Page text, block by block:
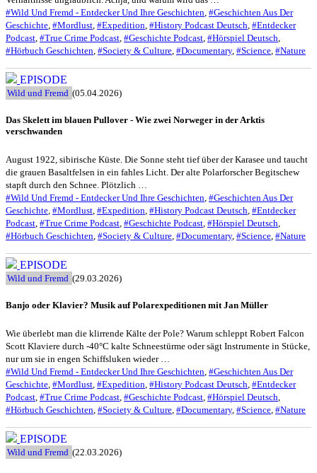
#Wild Und Fremd - Entdecker Und Ihre Geschichten, #Geschichten Aus Der
Geschichte, #Mordlust, #Expedition, #History Podcast Deutsch, #Entdecker
Podcast, #True Crime Podcast, #Geschichte Podcast, #Hörspiel Deutsch,
#Hörbuch Geschichten, #Society & Culture, #Documentary, #Science, #Nature
EPISODE
Wild und Fremd (05.04.2026)
Das Skelett im blauen Pullover - Wie zwei Norweger in der Arktis
verschwanden
August 1922, sibirische Küste. Die Sonne steht tief über der Karasee und taucht
die grauen Basaltfelsen in ein fahles Licht. Der alte Polarforscher Begitschew
stapft durch den Schnee. Plötzlich …
#Wild Und Fremd - Entdecker Und Ihre Geschichten, #Geschichten Aus Der
Geschichte, #Mordlust, #Expedition, #History Podcast Deutsch, #Entdecker
Podcast, #True Crime Podcast, #Geschichte Podcast, #Hörspiel Deutsch,
#Hörbuch Geschichten, #Society & Culture, #Documentary, #Science, #Nature
EPISODE
Wild und Fremd (29.03.2026)
Banjo oder Klavier? Musik auf Polarexpeditionen mit Jan Müller
Wie überlebt man die klirrende Kälte der Pole? Warum schleppt Robert Falcon
Scott Klaviere durch -40°C kalte Schneestürme oder sägt Instrumente in Stücke,
nur um sie in engen Schiffsluken wieder …
#Wild Und Fremd - Entdecker Und Ihre Geschichten, #Geschichten Aus Der
Geschichte, #Mordlust, #Expedition, #History Podcast Deutsch, #Entdecker
Podcast, #True Crime Podcast, #Geschichte Podcast, #Hörspiel Deutsch,
#Hörbuch Geschichten, #Society & Culture, #Documentary, #Science, #Nature
EPISODE
Wild und Fremd (22.03.2026)